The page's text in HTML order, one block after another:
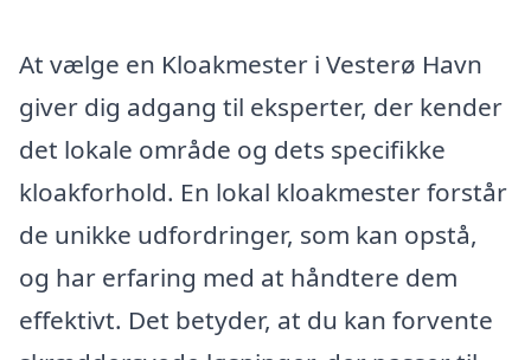
At vælge en Kloakmester i Vesterø Havn
giver dig adgang til eksperter, der kender
det lokale område og dets specifikke
kloakforhold. En lokal kloakmester forstår
de unikke udfordringer, som kan opstå,
og har erfaring med at håndtere dem
effektivt. Det betyder, at du kan forvente